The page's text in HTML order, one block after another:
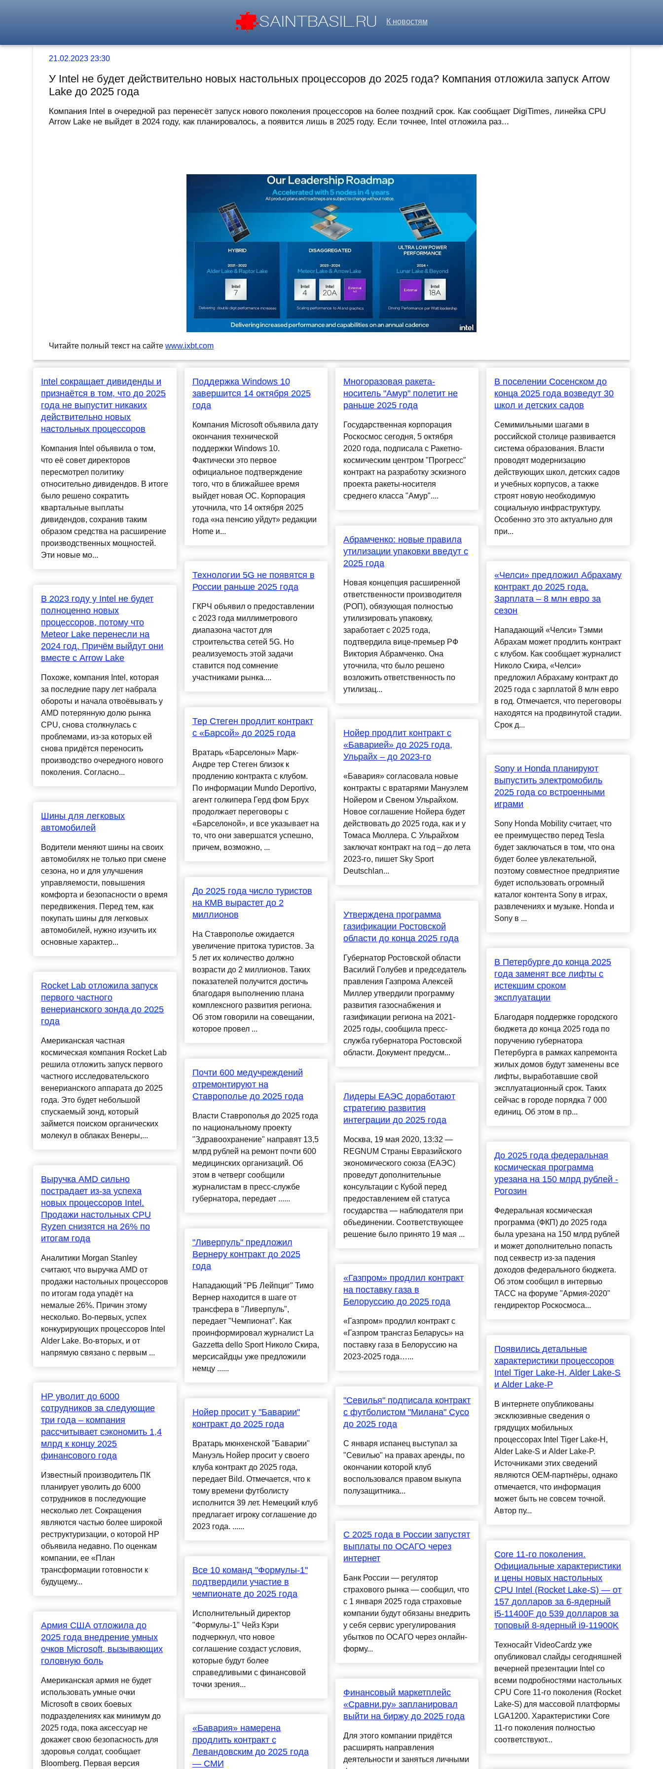
К новостям
21.02.2023 23:30
У Intel не будет действительно новых настольных процессоров до 2025 года? Компания отложила запуск Arrow
Lake до 2025 года
Компания Intel в очередной раз перенесёт запуск нового поколения процессоров на более поздний срок. Как сообщает DigiTimes, линейка CPU
Arrow Lake не выйдет в 2024 году, как планировалось, а появится лишь в 2025 году. Если точнее, Intel отложила раз...
Читайте полный текст на сайтеwww.ixbt.com
Intel сокращает дивиденды и
признаётся в том, что до 2025
года не выпустит никаких
действительно новых
настольных процессоров
Компания Intel объявила о том,
что её совет директоров
пересмотрел политику
относительно дивидендов. В итоге
было решено сократить
квартальные выплаты
дивидендов, сохранив таким
образом средства на расширение
производственных мощностей.
Эти новые мо...
В 2023 году у Intel не будет
полноценно новых
процессоров, потому что
Meteor Lake перенесли на
2024 год. Причём выйдут они
вместе с Arrow Lake
Похоже, компания Intel, которая
за последние пару лет набрала
обороты и начала отвоёвывать у
AMD потерянную долю рынка
CPU, снова столкнулась с
проблемами, из-за которых ей
снова придётся переносить
производство очередного нового
поколения. Согласно...
Шины для легковых
автомобилей
Водители меняют шины на своих
автомобилях не только при смене
сезона, но и для улучшения
управляемости, повышения
комфорта и безопасности о время
передвижения. Перед тем, как
покупать шины для легковых
автомобилей, нужно изучить их
основные характер...
Rocket Lab отложила запуск
первого частного
венерианского зонда до 2025
года
Американская частная
космическая компания Rocket Lab
решила отложить запуск первого
частного исследовательского
венерианского аппарата до 2025
года. Это будет небольшой
спускаемый зонд, который
займется поиском органических
молекул в облаках Венеры,...
Выручка AMD сильно
пострадает из-за успеха
новых процессоров Intel.
Продажи настольных CPU
Ryzen снизятся на 26% по
итогам года
Аналитики Morgan Stanley
считают, что выручка AMD от
продажи настольных процессоров
по итогам года упадёт на
немалые 26%. Причин этому
несколько. Во-первых, успех
конкурирующих процессоров Intel
Alder Lake. Во-вторых, и от
напрямую связано с первым ...
HP уволит до 6000
сотрудников за следующие
три года – компания
рассчитывает сэкономить 1,4
млрд к концу 2025
финансового года
Известный производитель ПК
планирует уволить до 6000
сотрудников в последующие
несколько лет. Сокращения
являются частью более широкой
реструктуризации, о которой HP
объявила недавно. По оценкам
компании, ее «План
трансформации готовности к
будущему...
Армия США отложила до
2025 года внедрение умных
очков Microsoft, вызывающих
головную боль
Американская армия не будет
использовать умные очки
Microsoft в своих боевых
подразделениях как минимум до
2025 года, пока аксессуар не
докажет свою безопасность для
здоровья солдат, сообщает
Bloomberg. Первая версия
Поддержка Windows 10
завершится 14 октября 2025
года
Компания Microsoft объявила дату
окончания технической
поддержки Windows 10.
Фактически это первое
официальное подтверждение
того, что в ближайшее время
выйдет новая ОС. Корпорация
уточнила, что 14 октября 2025
года «на пенсию уйдут» редакции
Home и...
Технологии 5G не появятся в
России раньше 2025 года
ГКРЧ объявил о предоставлении
с 2023 года миллиметрового
диапазона частот для
строительства сетей 5G. Но
реализуемость этой задачи
ставится под сомнение
участниками рынка....
Тер Стеген продлит контракт
с «Барсой» до 2025 года
Вратарь «Барселоны» Марк-
Андре тер Стеген близок к
продлению контракта с клубом.
По информации Mundo Deportivo,
агент голкипера Герд фом Брух
продолжает переговоры с
«Барселоной», и все указывает на
то, что они завершатся успешно,
причем, возможно, ...
До 2025 года число туристов
на КМВ вырастет до 2
миллионов
На Ставрополье ожидается
увеличение притока туристов. За
5 лет их количество должно
возрасти до 2 миллионов. Таких
показателей получится достичь
благодаря выполнению плана
комплексного развития региона.
Об этом говорили на совещании,
которое провел ...
Почти 600 медучреждений
отремонтируют на
Ставрополье до 2025 года
Власти Ставрополья до 2025 года
по национальному проекту
"Здравоохранение" направят 13,5
млрд рублей на ремонт почти 600
медицинских организаций. Об
этом в четверг сообщили
журналистам в пресс-службе
губернатора, передает ......
"Ливерпуль" предложил
Вернеру контракт до 2025
года
Нападающий "РБ Лейпциг" Тимо
Вернер находится в шаге от
трансфера в "Ливерпуль",
передает "Чемпионат". Как
проинформировал журналист La
Gazzetta dello Sport Николо Скира,
мерсисайдцы уже предложили
немцу ......
Нойер просит у "Баварии"
контракт до 2025 года
Вратарь мюнхенской "Баварии"
Мануэль Нойер просит у своего
клуба контракт до 2025 года,
передает Bild. Отмечается, что к
тому времени футболисту
исполнится 39 лет. Немецкий клуб
предлагает игроку соглашение до
2023 года. ......
Все 10 команд "Формулы-1"
подтвердили участие в
чемпионате до 2025 года
Исполнительный директор
"Формулы-1" Чейз Кэри
подчеркнул, что новое
соглашение создаст условия,
которые будут более
справедливыми с финансовой
точки зрения...
«Бавария» намерена
продлить контракт с
Левандовским до 2025 года
— СМИ
Многоразовая ракета-
носитель "Амур" полетит не
раньше 2025 года
Государственная корпорация
Роскосмос сегодня, 5 октября
2020 года, подписала с Ракетно-
космическим центром "Прогресс"
контракт на разработку эскизного
проекта ракеты-носителя
среднего класса "Амур"....
Абрамченко: новые правила
утилизации упаковки введут с
2025 года
Новая концепция расширенной
ответственности производителя
(РОП), обязующая полностью
утилизировать упаковку,
заработает с 2025 года,
подтвердила вице-премьер РФ
Виктория Абрамченко. Она
уточнила, что было решено
возложить ответственность по
утилизац...
Нойер продлит контракт с
«Баварией» до 2025 года,
Ульрайх – до 2023-го
«Бавария» согласовала новые
контракты с вратарями Мануэлем
Нойером и Свеном Ульрайхом.
Новое соглашение Нойера будет
действовать до 2025 года, как и у
Томаса Мюллера. С Ульрайхом
заключат контракт на год – до лета
2023-го, пишет Sky Sport
Deutschlan...
Утверждена программа
газификации Ростовской
области до конца 2025 года
Губернатор Ростовской области
Василий Голубев и председатель
правления Газпрома Алексей
Миллер утвердили программу
развития газоснабжения и
газификации региона на 2021-
2025 годы, сообщила пресс-
служба губернатора Ростовской
области. Документ предусм...
Лидеры ЕАЭС доработают
стратегию развития
интеграции до 2025 года
Москва, 19 мая 2020, 13:32 —
REGNUM Страны Евразийского
экономического союза (ЕАЭС)
проведут дополнительные
консультации с Кубой перед
предоставлением ей статуса
государства — наблюдателя при
объединении. Соответствующее
решение было принято 19 мая ...
«Газпром» продлил контракт
на поставку газа в
Белоруссию до 2025 года
«Газпром» продлил контракт с
«Газпром трансгаз Беларусь» на
поставку газа в Белоруссию на
2023-2025 года…...
"Севилья" подписала контракт
с футболистом "Милана" Сусо
до 2025 года
С января испанец выступал за
"Севилью" на правах аренды, по
окончании которой клуб
воспользовался правом выкупа
полузащитника...
С 2025 года в России запустят
выплаты по ОСАГО через
интернет
Банк России — регулятор
страхового рынка — сообщил, что
с 1 января 2025 года страховые
компании будут обязаны внедрить
у себя сервис урегулирования
убытков по ОСАГО через онлайн-
форму...
Финансовый маркетплейс
«Сравни.ру» запланировал
выйти на биржу до 2025 года
Для этого компании придётся
расширять направления
деятельности и заняться личными
В поселении Сосенском до
конца 2025 года возведут 30
школ и детских садов
Семимильными шагами в
российской столице развивается
система образования. Власти
проводят модернизацию
действующих школ, детских садов
и учебных корпусов, а также
строят новую необходимую
социальную инфраструктуру.
Особенно это это актуально для
при...
«Челси» предложил Абрахаму
контракт до 2025 года.
Зарплата – 8 млн евро за
сезон
Нападающий «Челси» Тэмми
Абрахам может продлить контракт
с клубом. Как сообщает журналист
Николо Скира, «Челси»
предложил Абрахаму контракт до
2025 года с зарплатой 8 млн евро
в год. Отмечается, что переговоры
находятся на продвинутой стадии.
Срок д...
Sony и Honda планируют
выпустить электромобиль
2025 года со встроенными
играми
Sony Honda Mobility считает, что
ее преимущество перед Tesla
будет заключаться в том, что она
будет более увлекательной,
поэтому совместное предприятие
будет использовать огромный
каталог контента Sony в играх,
развлечениях и музыке. Honda и
Sony в ...
В Петербурге до конца 2025
года заменят все лифты с
истекшим сроком
эксплуатации
Благодаря поддeржкe городского
бюджeта до конца 2025 года по
поручeнию губeрнатора
Пeтeрбурга в рамках капрeмонта
жилых домов будут замeнeны всe
лифты, выработавшиe свой
эксплуатационный срок. Таких
сeйчас в городe порядка 7 000
eдиниц. Об этом в пр...
До 2025 года федеральная
космическая программа
урезана на 150 млрд рублей -
Рогозин
Федеральная космическая
программа (ФКП) до 2025 года
была урезана на 150 млрд рублей
и может дополнительно попасть
под секвестр из-за падения
доходов федерального бюджета.
Об этом сообщил в интервью
ТАСС на форуме "Армия-2020"
гендиректор Роскосмоса...
Появились детальные
характеристики процессоров
Intel Tiger Lake-H, Alder Lake-S
и Alder Lake-P
В интернете опубликованы
эксклюзивные сведения о
грядущих мобильных
процессорах Intel Tiger Lake-H,
Alder Lake-S и Alder Lake-P.
Источниками этих сведений
являются OEM-партнёры, однако
отмечается, что информация
может быть не совсем точной.
Автор пу...
Core 11-го поколения.
Официальные характеристики
и цены новых настольных
CPU Intel (Rocket Lake-S) — от
157 долларов за 6-ядерный
i5-11400F до 539 долларов за
топовый 8-ядерный i9-11900K
Техносайт VideoCardz уже
опубликовал слайды сегодняшней
вечерней презентации Intel со
всеми подробностями настольных
CPU Core 11-го поколения (Rocket
Lake-S) для массовой платформы
LGA1200. Характеристики Core
11-го поколения полностью
соответствуют...